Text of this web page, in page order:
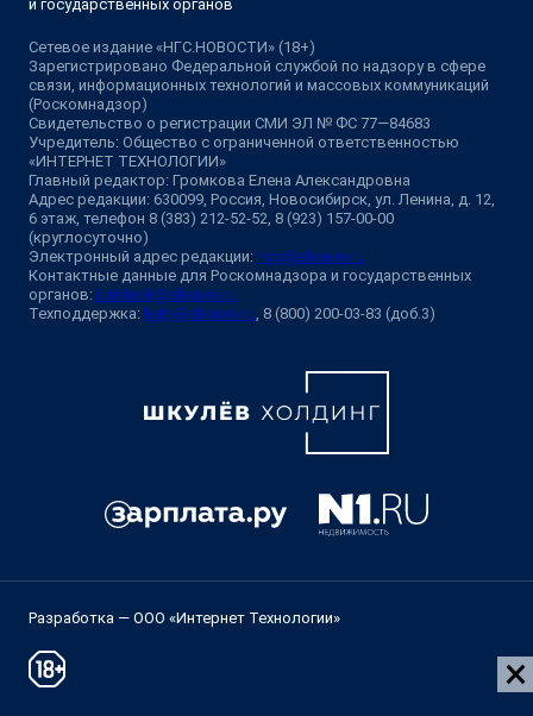
и государственных органов
Сетевое издание «НГС.НОВОСТИ» (18+)
Зарегистрировано Федеральной службой по надзору в сфере
связи, информационных технологий и массовых коммуникаций
(Роскомнадзор)
Свидетельство о регистрации СМИ ЭЛ № ФС 77—84683
Учредитель: Общество с ограниченной ответственностью
«ИНТЕРНЕТ ТЕХНОЛОГИИ»
Главный редактор: Громкова Елена Александровна
Адрес редакции: 630099, Россия, Новосибирск, ул. Ленина, д. 12,
6 этаж, телефон 8 (383) 212-52-52, 8 (923) 157-00-00
(круглосуточно)
Электронный адрес редакции: ngs@shkulev.ru
Контактные данные для Роскомнадзора и государственных
органов: juristnsk@shkulev.ru
Техподдержка: help@shkulev.ru , 8 (800) 200-03-83 (доб.3)
Разработка — ООО «Интернет Технологии»